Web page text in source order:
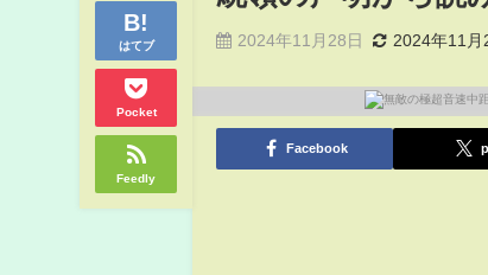
はてブ
Pocket
Feedly
2024年11月28日 2024年11月
Facebook